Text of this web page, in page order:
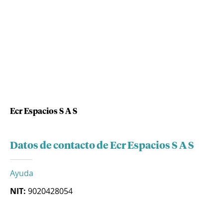
Ecr Espacios S A S
Datos de contacto de Ecr Espacios S A S
Ayuda
NIT: 9020428054